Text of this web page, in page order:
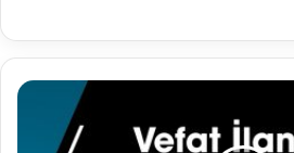
6.06.2023